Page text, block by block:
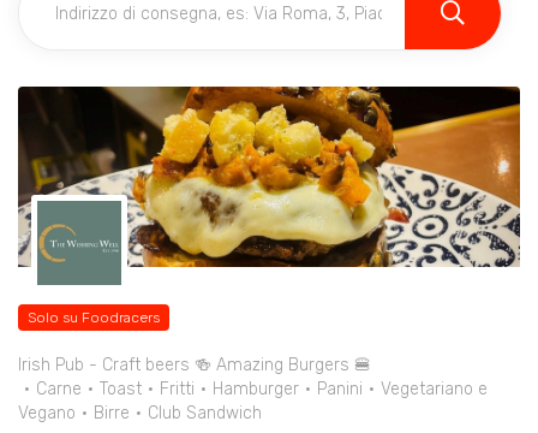
Solo su Foodracers
Irish Pub - Craft beers 🍻 Amazing Burgers 🍔
Carne
Toast Fritti Hamburger Panini
Vegetariano e
Vegano
Birre Club Sandwich